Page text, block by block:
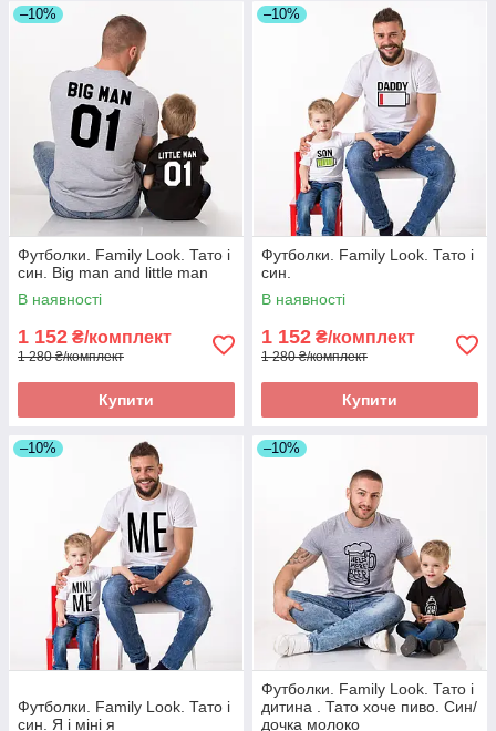
–10%
Футболки. Family Look. Тато і
син. Big man and little man
В наявності
1 152 ₴/комплект
1 280 ₴/комплект
Купити
–10%
Футболки. Family Look. Тато і
син.
В наявності
1 152 ₴/комплект
1 280 ₴/комплект
Купити
–10%
Футболки. Family Look. Тато і
син. Я і міні я
–10%
Футболки. Family Look. Тато і
дитина . Тато хоче пиво. Син/
дочка молоко